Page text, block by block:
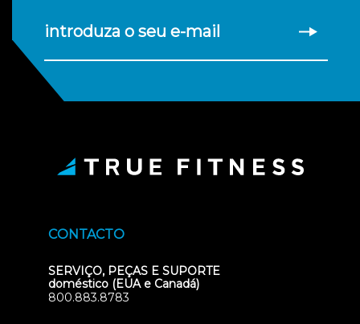
introduza o seu e-mail
CONTACTO
SERVIÇO, PEÇAS E SUPORTE
doméstico (EUA e Canadá)
800.883.8783